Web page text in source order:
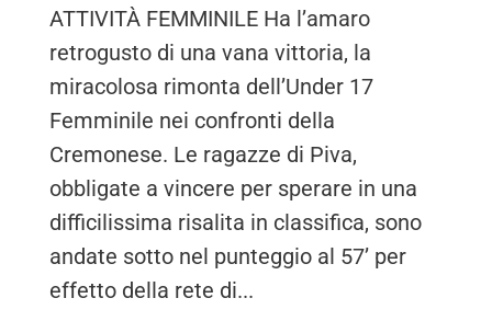
ATTIVITÀ FEMMINILE Ha l’amaro
retrogusto di una vana vittoria, la
miracolosa rimonta dell’Under 17
Femminile nei confronti della
Cremonese. Le ragazze di Piva,
obbligate a vincere per sperare in una
difficilissima risalita in classifica, sono
andate sotto nel punteggio al 57’ per
effetto della rete di...